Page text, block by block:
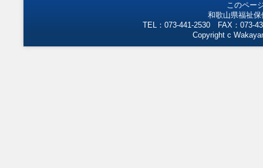
このペー
和歌山県福祉
TEL：073-441-2530 FAX：073-
Copyright c